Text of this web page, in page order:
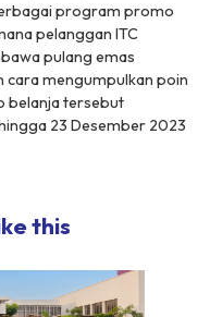
program promo
pelanggan ITC
pulang emas
cara mengumpulkan poin
belanja tersebut
23 Desember 2023
this